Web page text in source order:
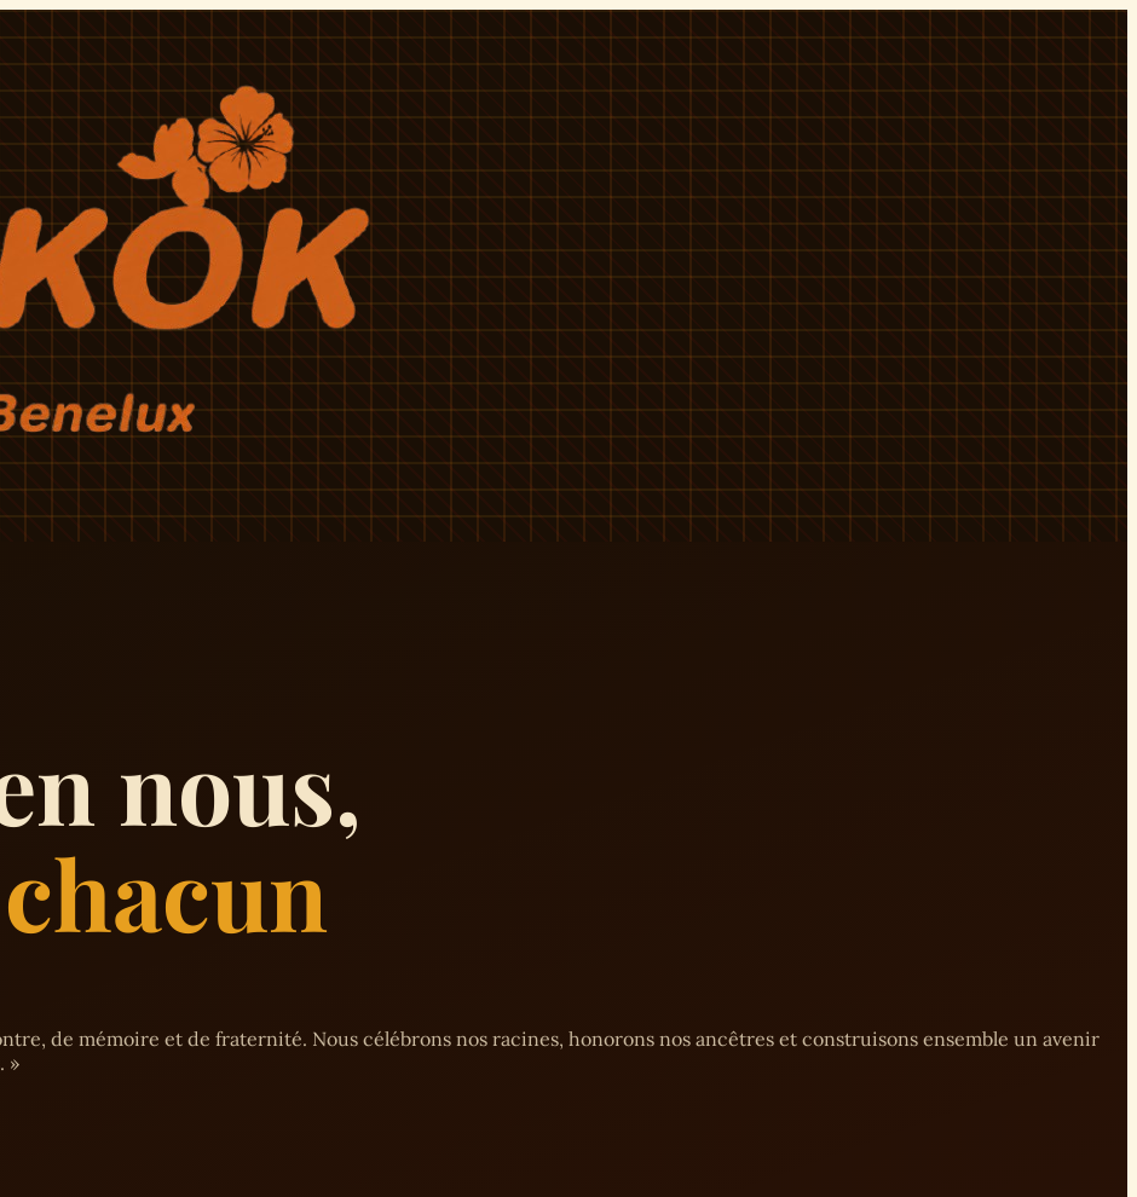
nous,
de mémoire et de fraternité. Nous célébrons nos racines, honorons nos ancêtres et construisons ensemble un avenir
»